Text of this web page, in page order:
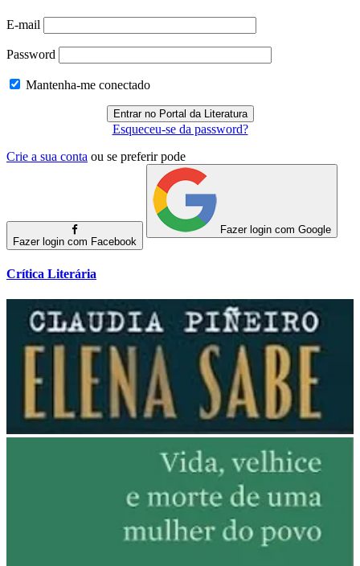
E-mail
Password
Mantenha-me conectado
Esqueceu-se da password?
Crie a sua conta ou se preferir pode
Fazer login com Facebook
Fazer login com Google
Crítica Literária